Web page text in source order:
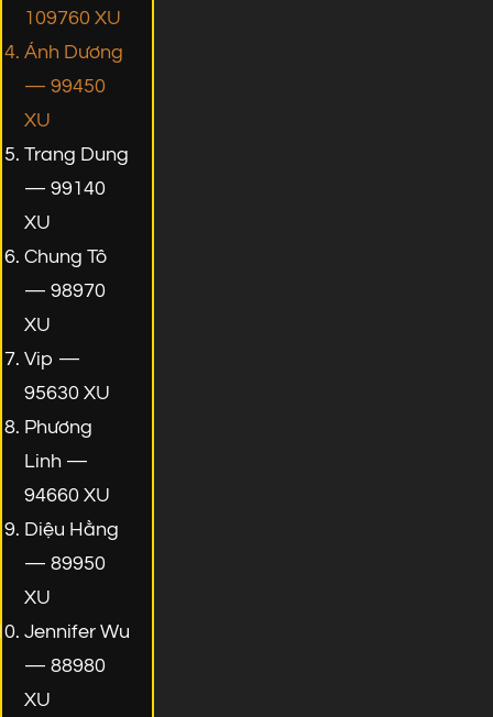
109760 XU
Ánh Dương
— 99450
XU
Trang Dung
— 99140
XU
Chung Tô
— 98970
XU
Vip —
95630 XU
Phương
Linh —
94660 XU
Diệu Hằng
— 89950
XU
Jennifer Wu
— 88980
XU